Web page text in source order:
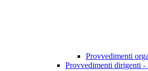
Provvedimenti
Provvedimenti dirigenti -